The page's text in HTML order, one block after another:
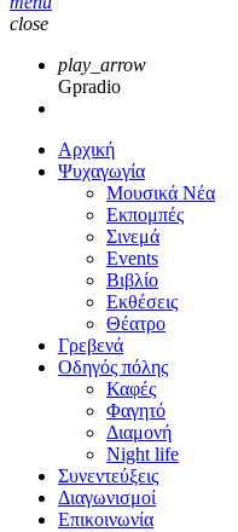
close
play_arrow
Gpradio
Αρχική
Ψυχαγωγία
Μουσικά Νέα
Εκπομπές
Σινεμά
Events
Βιβλίο
Εκθέσεις
Θέατρο
Γρεβενά
Οδηγός πόλης
Καφές
Φαγητό
Διαμονή
Night life
Συνεντεύξεις
Διαγωνισμοί
Επικοινωνία